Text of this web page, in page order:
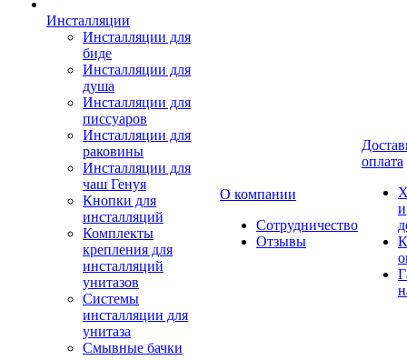
Инсталляции
Инсталляции для
биде
Инсталляции для
душа
Инсталляции для
писсуаров
Инсталляции для
раковины
Инсталляции для
чаш Генуя
Кнопки для
инсталляций
Комплекты
крепления для
инсталляций
унитазов
Системы
инсталляции для
унитаза
Смывные бачки
О компании
Сотрудничество
Отзывы
оплата
и